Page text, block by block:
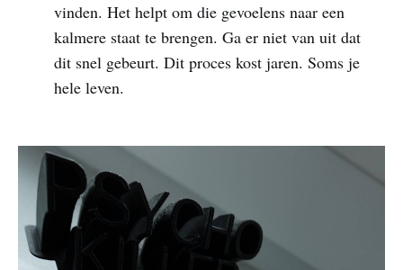
vinden. Het helpt om die gevoelens naar een
kalmere staat te brengen. Ga er niet van uit dat
dit snel gebeurt. Dit proces kost jaren. Soms je
hele leven.